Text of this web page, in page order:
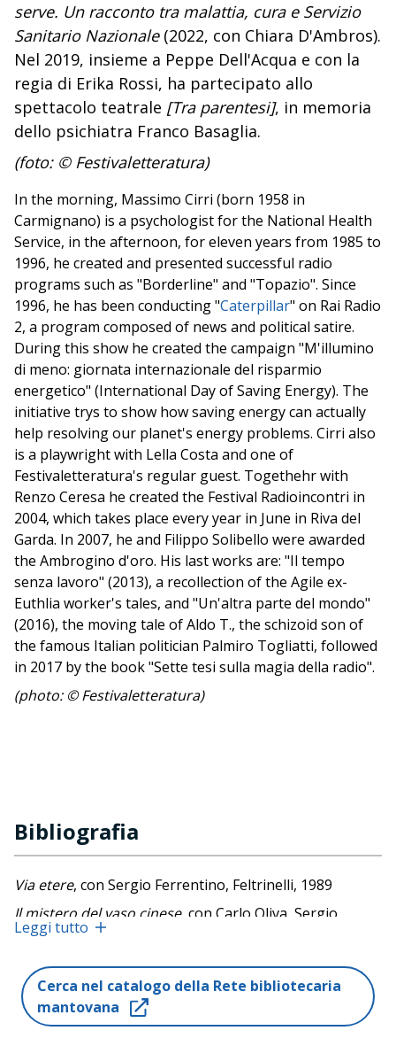
serve. Un racconto tra malattia, cura e Servizio
Sanitario Nazionale(2022, con Chiara D'Ambros).
Nel 2019, insieme a Peppe Dell'Acqua e con la
regia di Erika Rossi, ha partecipato allo
spettacolo teatrale [Tra parentesi], in memoria
dello psichiatra Franco Basaglia.
(foto: © Festivaletteratura)
In the morning, Massimo Cirri (born 1958 in
Carmignano) is a psychologist for the National Health
Service, in the afternoon, for eleven years from 1985 to
1996, he created and presented successful radio
programs such as "Borderline" and "Topazio". Since
1996, he has been conducting "Caterpillar" on Rai Radio
2, a program composed of news and political satire.
During this show he created the campaign "M'illumino
di meno: giornata internazionale del risparmio
energetico" (International Day of Saving Energy). The
initiative trys to show how saving energy can actually
help resolving our planet's energy problems. Cirri also
is a playwright with Lella Costa and one of
Festivaletteratura's regular guest. Togethehr with
Renzo Ceresa he created the Festival Radioincontri in
2004, which takes place every year in June in Riva del
Garda. In 2007, he and Filippo Solibello were awarded
the Ambrogino d'oro. His last works are: "Il tempo
senza lavoro" (2013), a recollection of the Agile ex-
Euthlia worker's tales, and "Un'altra parte del mondo"
(2016), the moving tale of Aldo T., the schizoid son of
the famous Italian politician Palmiro Togliatti, followed
in 2017 by the book "Sette tesi sulla magia della radio".
(photo: © Festivaletteratura)
Bibliografia
Via etere, con Sergio Ferrentino, Feltrinelli, 1989
Il mistero del vaso cinese, con Carlo Oliva, Sergio
Ferrentino, Sperling & Kupfer, 1993
Il mondo dell'adolescenza. Pensieri, enigmi,
provocazioni. Indagine OMS sui giovani e la salute a
Milano, a cura di Massimo Cirri, Corrado Celata,
Luciana Zanon, Franco Angeli, 1997
Leggi tutto
Cerca nel catalogo della Rete bibliotecaria
mantovana